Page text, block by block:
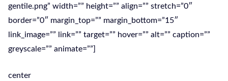
gentile.png” width=”” height=”” align=”” stretch=”0″
border=”0″ margin_top=”” margin_bottom=”15″
link_image=”” link=”” target=”” hover=”” alt=”” caption=””
greyscale=”” animate=””]
center